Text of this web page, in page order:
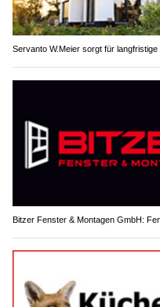
Servanto W.Meier sorgt für
Bitzer Fenster & Montagen GmbH: